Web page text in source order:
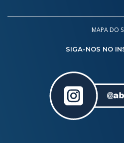
MAPA DO
SIGA-NOS NO